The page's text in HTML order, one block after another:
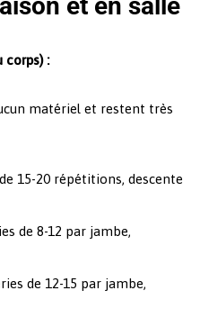
et en salle
corps) :
matériel et restent très
15-20 répétitions, descente
de 8-12 par jambe,
de 12-15 par jambe,